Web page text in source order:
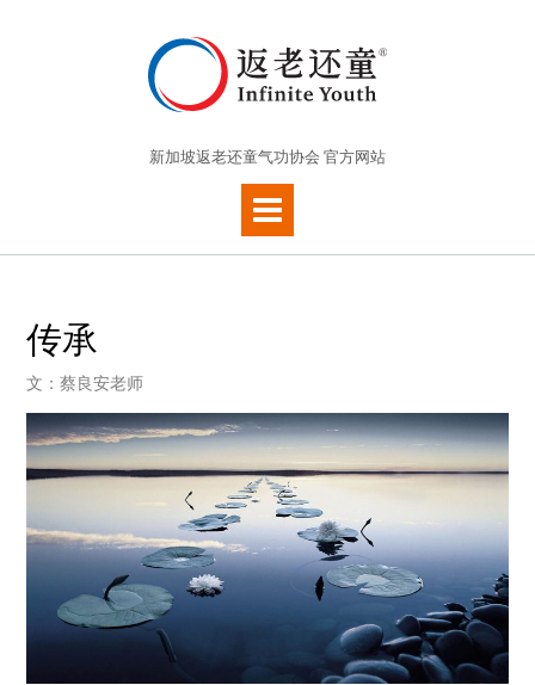
新加坡返老还童气功协会 官方网站
传承
文：蔡良安老师